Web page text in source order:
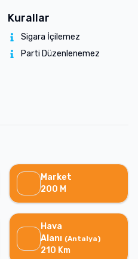
Kurallar
Sigara İçilemez
Parti Düzenlenemez
Market
200 M
Hava
Alanı (Antalya)
210 Km